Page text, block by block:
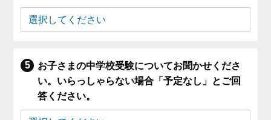
お子さまの中学校受験についてお聞かせくださ
い。いらっしゃらない場合「予定なし」とご回
答ください。